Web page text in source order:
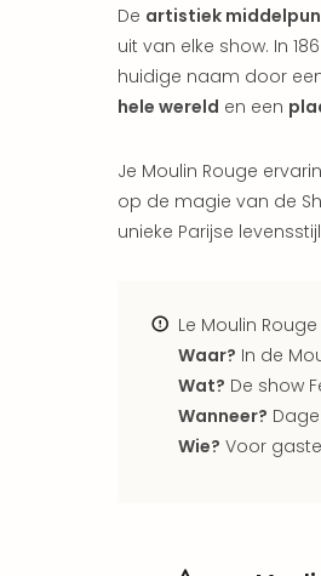
De artistiek
uit van elke show. In
huidige naam door
hele wereld en een
Je Moulin Rouge
op de magie van de
unieke Parijse
Le Moulin
Waar? In de
Wat? De show
Wanneer?
Wie? Voor